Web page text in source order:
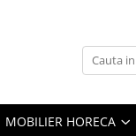
MOBILIER HORECA